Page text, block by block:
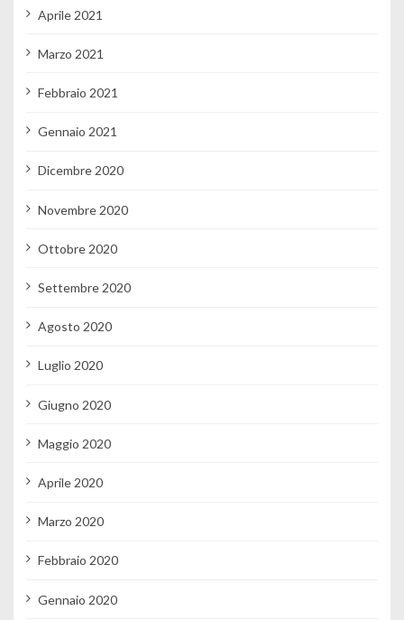
Aprile 2021
Marzo 2021
Febbraio 2021
Gennaio 2021
Dicembre 2020
Novembre 2020
Ottobre 2020
Settembre 2020
Agosto 2020
Luglio 2020
Giugno 2020
Maggio 2020
Aprile 2020
Marzo 2020
Febbraio 2020
Gennaio 2020